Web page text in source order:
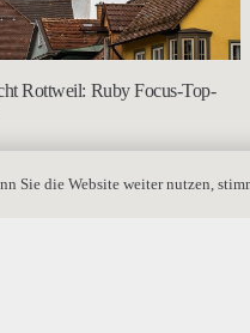
Rottweil: Ruby Focus-Top-
Sie die Website weiter nutzen,